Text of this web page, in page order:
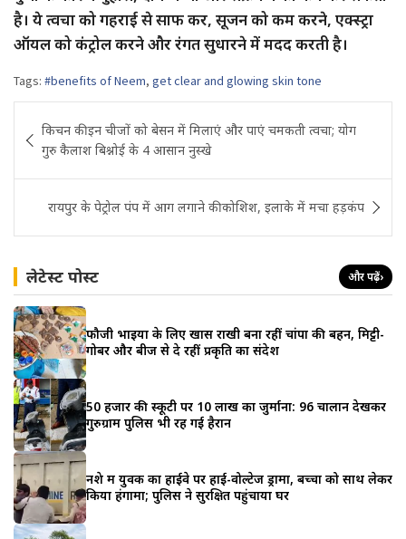
है। ये त्वचा को गहराई से साफ कर, सूजन को कम करने, एक्स्ट्रा
ऑयल को कंट्रोल करने और रंगत सुधारने में मदद करती है।
Tags: #benefits of Neem, get clear and glowing skin tone
navigation
किचन की इन चीजों को बेसन में मिलाएं और पाएं चमकती त्वचा; योग
गुरु कैलाश बिश्नोई के 4 आसान नुस्खे
रायपुर के पेट्रोल पंप में आग लगाने की कोशिश, इलाके में मचा हड़कंप
लेटेस्ट पोस्ट और पढ़ें›
फौजी भाइयों के लिए खास राखी बना रहीं चांपा की बहन, मिट्टी-
गोबर और बीज से दे रहीं प्रकृति का संदेश
50 हजार की स्कूटी पर 10 लाख का जुर्माना: 96 चालान देखकर
गुरुग्राम पुलिस भी रह गई हैरान
नशे में युवक का हाईवे पर हाई-वोल्टेज ड्रामा, बच्चों को साथ लेकर
किया हंगामा; पुलिस ने सुरक्षित पहुंचाया घर